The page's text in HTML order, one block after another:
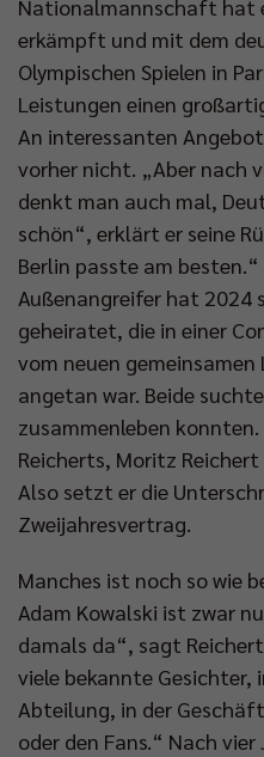
Nationalmannschaft hat
erkämpft und mit dem
Olympischen Spielen in
Leistungen einen
An interessanten
vorher nicht. „Aber nach
denkt man auch mal,
schön“, erklärt er seine
Berlin passte am
Außenangreifer hat 2024
geheiratet, die in einer
vom neuen
angetan war. Beide
zusammenleben
Reicherts, Moritz Reichert
Also setzt er die
Zweijahresvertrag.
Manches ist noch so wie
Adam Kowalski ist zwar
damals da“, sagt
viele bekannte Gesichter,
Abteilung, in der
oder den Fans.“ Nach